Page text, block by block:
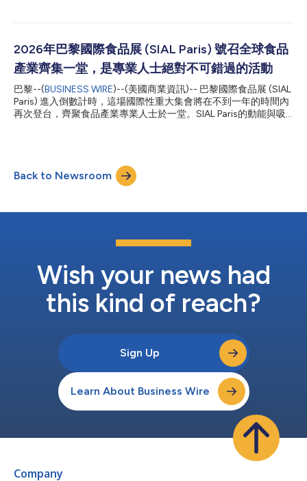
業加速器、最佳創新展場與塑造全球食品未來趨勢的策略觀察站。
引8000家參展商、295000名專業人士，超過28萬平方米的展覽
空間將展示10大關鍵食品品類。這個驚人的規模不僅證明該展宏大
的國際影響力，也體現整個食品價值鏈內所有企業的決心。 旺盛
的商業動能和高度國際化的展覽 雖然距離揭幕尚有七個月的時
間，2026年巴黎國際食品展已經開始締造強勁的商業指標。售出
的展示空間已逾26萬平方公尺，較上一屆在同一時間的售出數量增
加了16%。包括食品雜貨、高級食品、肉類、家禽、熟食、穀物、
2026年巴黎國際食品展 (SIAL Paris) 號召全球食品
產業齊集一堂，是專業人士絕對不可錯過的活動
巴黎--(BUSINESS WIRE)--(美國商業資訊)-- 巴黎國際食品展 (SIAL
Paris) 進入倒數計時，這場國際性重大集會將在不到一年的時間內
再次登台，齊聚食品產業專業人士於一堂。SIAL Paris的動能與吸
本屆SIAL Paris處在重大人口、環境和地緣政治挑戰的背景脈絡之
下，扮演中樞角色鼓勵經由創新促進行動、業務與轉型。它匯整所
有領域的理念、計畫與解決方案來應對當下的挑戰，同時又激盪全
浸式體驗，促進有實質意義的交流和商機。SIAL Paris有如食品創
球趨勢中汲取靈感，串聯世界各地的食品生態系統。 2026年的展
覽推出以下幾項精彩亮點： SIAL創新將開發最新的食品創新；
推出三場頂級峰會探討...
Back to Newsroom
Wish your news had
this kind of reach?
Sign Up
Learn About Business Wire
Company